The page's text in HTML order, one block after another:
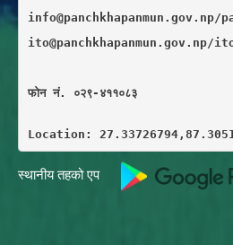
info@panchkhapanmun.gov.np/
ito@panchkhapanmun.gov.np/
फाेन नं. ०२९-४११०८३
Location:
स्थानीय तहको एप